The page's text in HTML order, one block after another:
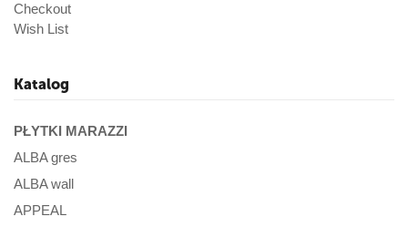
Checkout
Wish List
Katalog
PŁYTKI MARAZZI
ALBA gres
ALBA wall
APPEAL